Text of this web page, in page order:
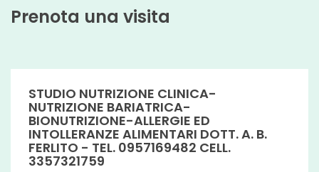
Intolleranze alimentari
Allergie Alimentari
Colite
Stipsi
Prenota una visita
STUDIO NUTRIZIONE CLINICA-
NUTRIZIONE BARIATRICA-
BIONUTRIZIONE-ALLERGIE ED
INTOLLERANZE ALIMENTARI DOTT. A. B.
FERLITO - TEL. 0957169482 CELL.
3357321759